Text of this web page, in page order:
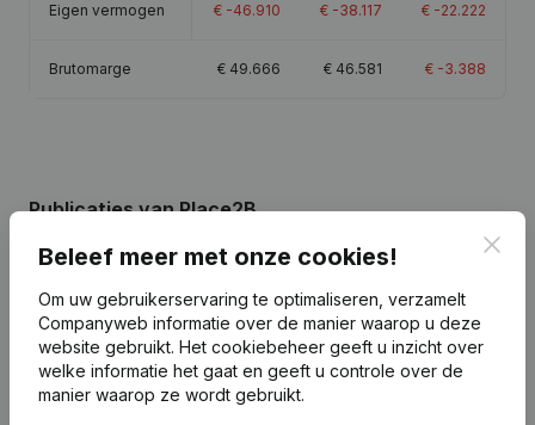
Eigen vermogen € -46.910 € -38.117 € -22.222
Brutomarge € 49.666 € 46.581 € -3.388
Publicatiesvan Place2B
01-10-2025
Rubriek Einde (Stopzetting, Intrekking
Stopzetting, Nietigheid, Gerechtelijk
Akkoord, Gerechtelijke
Reorganisatie, enz... - Rubriek
Beleef meer met onze cookies!
Om uw gebruikerservaring te optimaliseren, verzamelt
Companyweb informatie over de manier waarop u deze
website gebruikt. Het cookiebeheer geeft u inzicht over
welke informatie het gaat en geeft u controle over de
manier waarop ze wordt gebruikt.